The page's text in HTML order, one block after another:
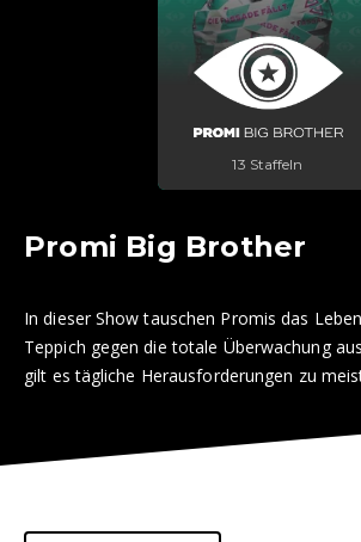
13 Staffeln
Promi Big Brother
In dieser Show tauschen Promis das
Teppich gegen die totale Überwachung
gilt es tägliche Herausforderungen zu